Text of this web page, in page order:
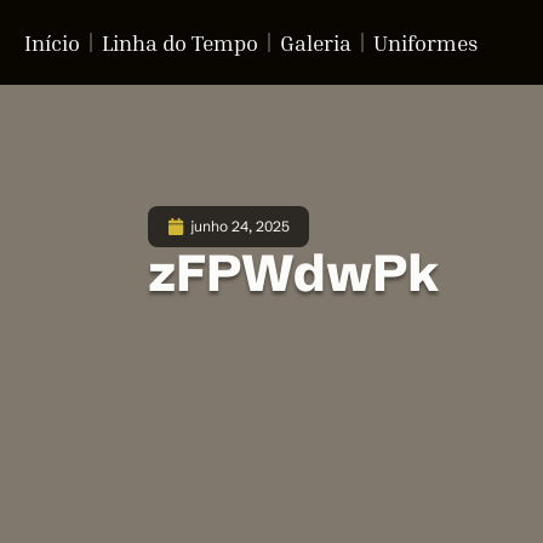
Início Linha do Tempo Galeria Uniformes
junho 24, 2025
zFPWdwPk